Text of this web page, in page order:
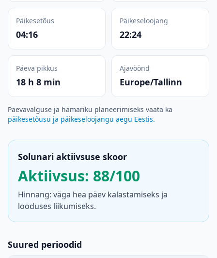
Päikesetõus
04:16
Päikeseloojang
22:24
Päeva pikkus
18 h 8 min
Ajavöönd
Europe/Tallinn
Päevavalguse ja hämariku planeerimiseks vaata ka
päikesetõusu ja päikeseloojangu aegu Eestis.
Solunari aktiivsuse skoor
Aktiivsus: 88/100
Hinnang: väga hea päev kalastamiseks ja
looduses liikumiseks.
Suured perioodid